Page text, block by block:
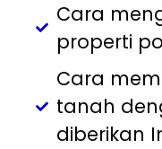
Cara
properti
Cara
tanah
diberikan